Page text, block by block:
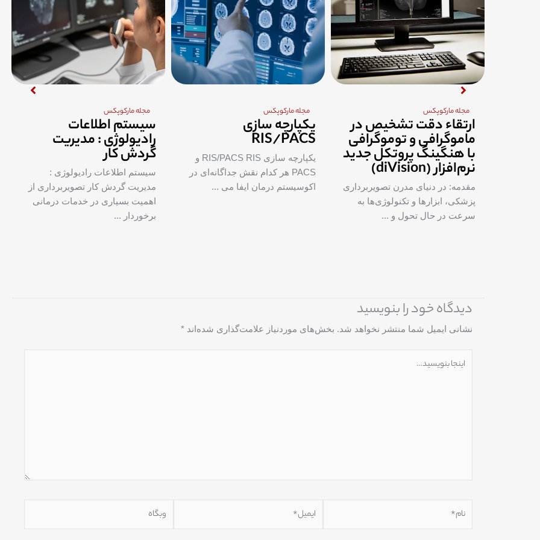
مجله مارکوپکس
ارتقاء دقت تشخیص در
ماموگرافی و توموگرافی
با هنگینگ پروتکل جدید
نرم‌افزار (diVision)
مقدمه: در دنیای مدرن تصویربرداری
پزشکی، ابزارها و تکنولوژی‌ها به
سرعت در حال تحول و ...
مجله مارکوپکس
یکپارچه سازی
RIS/PACS
یکپارچه سازی RIS/PACS RIS و
PACS هر کدام نقش‌ جداگانه‌ای در
اکوسیستم درمان ایفا می ...
مجله مارکوپکس
سیستم اطلاعات
رادیولوژی : مدیریت
گردش کار
سیستم اطلاعات رادیولوژی :
مدیریت گردش کار تصویربرداری از
اهمیت بسیاری در خدمات درمانی
برخوردار ...
دیدگاه‌ خود را بنویسید
نشانی ایمیل شما منتشر نخواهد شد. بخش‌های موردنیاز علامت‌گذاری شده‌اند *
بنویسید…
وبگاه